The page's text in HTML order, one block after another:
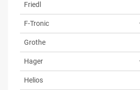
Friedl
F-Tronic
Grothe
Hager
Helios